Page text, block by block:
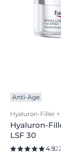
Anti-Age
Hyaluron-Filler
Hyaluron-
LSF 30
4.9